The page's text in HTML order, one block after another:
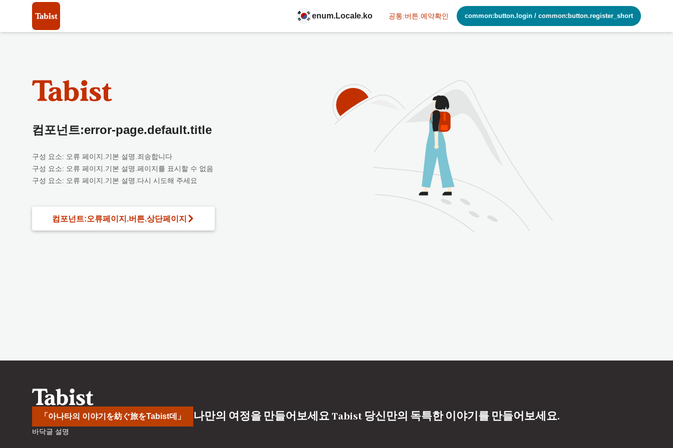
enum.Locale.ko 공통:버튼.예약확인 common:button.login / common:button.register_short
컴포넌트:error-page.default.title
구성 요소: 오류 페이지.기본 설명.죄송합니다
구성 요소: 오류 페이지.기본 설명.페이지를 표시할 수 없음
구성 요소: 오류 페이지.기본 설명.다시 시도해 주세요
컴포넌트:오류페이지.버튼.상단페이지
「아나타의 이야기を紡ぐ旅をTabist데」 나만의 여정을 만들어보세요 Tabist 당신만의 독특한 이야기를 만들어보세요.
바닥글 설명